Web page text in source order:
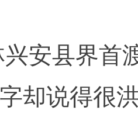
兴安县界首
却说得很